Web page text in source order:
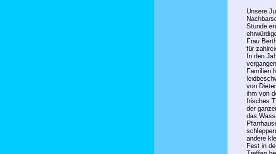
Unsere
Stunde
Frau
für
In den
Familien
von
ihm von
frisches
der
das
andere
Fest in